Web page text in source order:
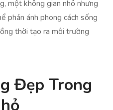
một không gian nhỏ nhưng
phản ánh phong cách sống
thời tạo ra môi trường
Đẹp Trong